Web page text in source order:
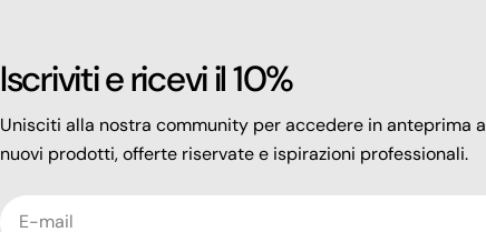
Iscriviti e ricevi il 10%
Unisciti alla nostra community per accedere in anteprima a
nuovi prodotti, offerte riservate e ispirazioni professionali.